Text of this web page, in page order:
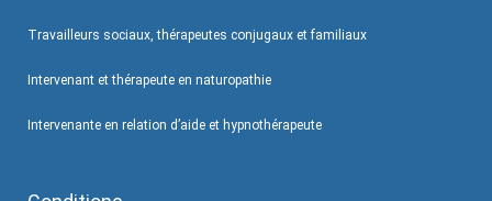
Travailleurs sociaux, thérapeutes conjugaux et familiaux
Intervenant et thérapeute en naturopathie
Intervenante en relation d’aide et hypnothérapeute